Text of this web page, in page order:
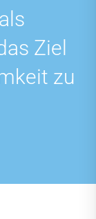
Ziel
zu